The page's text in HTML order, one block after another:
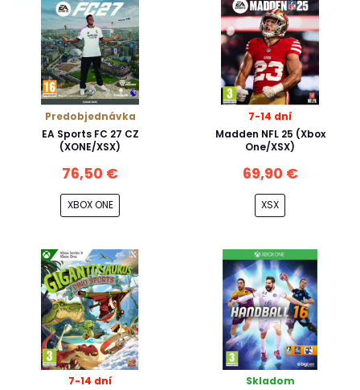
Predobjednávka
EA Sports FC 27 CZ
(XONE/XSX)
76,50 €
XBOX ONE
7-14 dní
Madden NFL 25 (Xbox
One/XSX)
69,90 €
XSX
7-14 dní
Skladom